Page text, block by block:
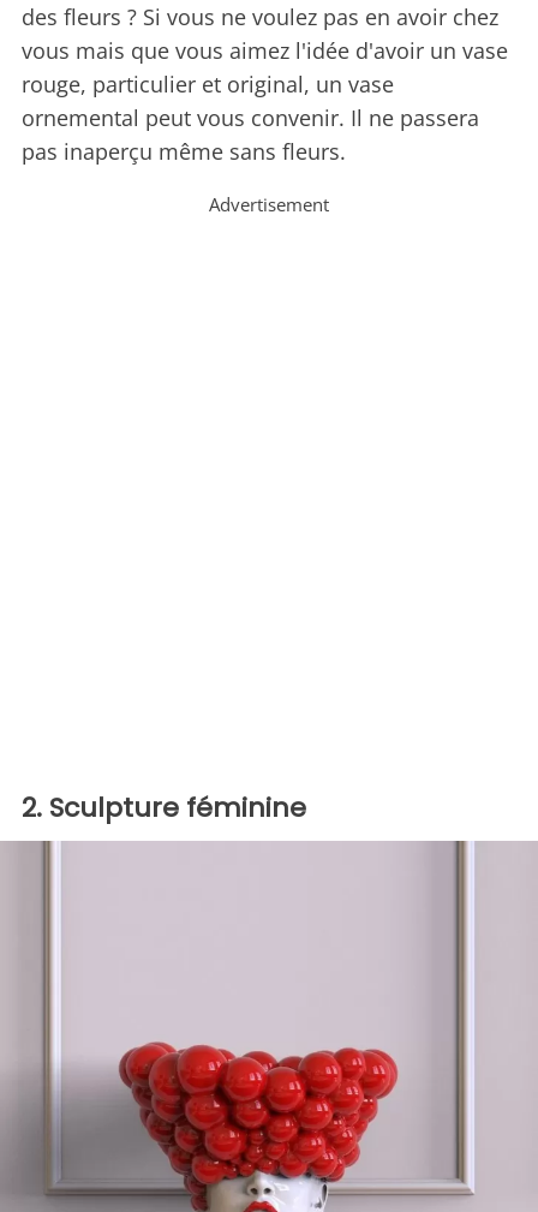
des fleurs ? Si vous ne voulez pas en avoir chez
vous mais que vous aimez l'idée d'avoir un vase
rouge, particulier et original, un vase
ornemental peut vous convenir. Il ne passera
pas inaperçu même sans fleurs.
Advertisement
2. Sculpture féminine